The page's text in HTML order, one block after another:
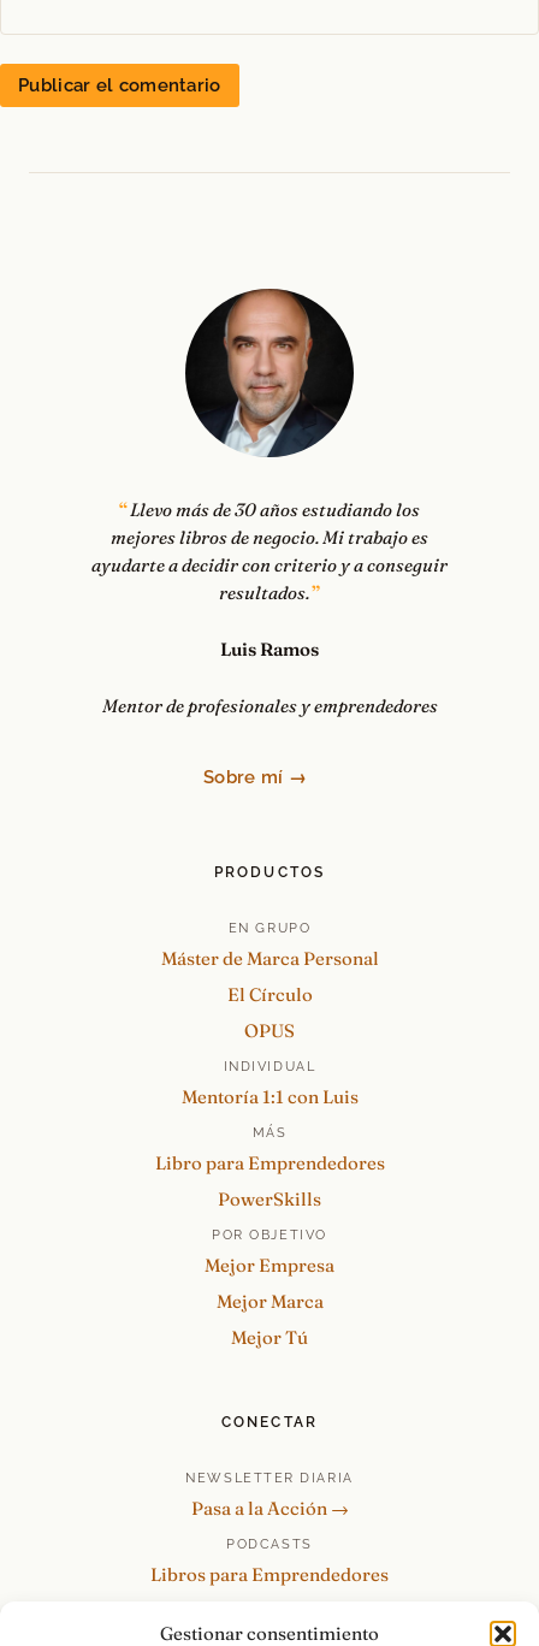
Gestionar consentimiento
Llevo más de 30 años estudiando los
mejores libros de negocio. Mi trabajo es
ayudarte a decidir con criterio y a conseguir
resultados.
Luis Ramos
Mentor de profesionales y emprendedores
Sobre mí →
PRODUCTOS
EN GRUPO
Máster de Marca Personal
El Círculo
OPUS
INDIVIDUAL
Mentoría 1:1 con Luis
MÁS
Libro para Emprendedores
PowerSkills
POR OBJETIVO
Mejor Empresa
Mejor Marca
Mejor Tú
CONECTAR
NEWSLETTER DIARIA
Pasa a la Acción →
PODCASTS
Libros para Emprendedores